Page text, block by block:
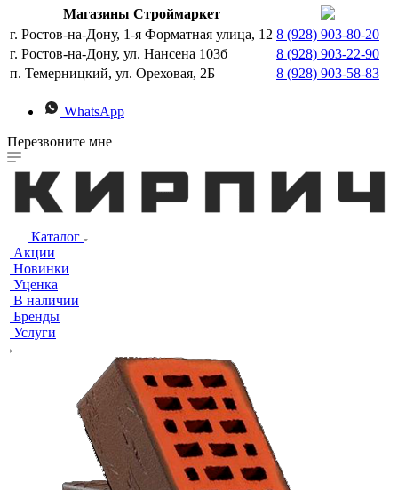
Магазины Строймаркет
г. Ростов-на-Дону, 1-я Форматная улица, 12 8 (928) 903-80-20
г. Ростов-на-Дону, ул. Нансена 103б
8 (928) 903-22-90
п. Темерницкий, ул. Ореховая, 2Б
8 (928) 903-58-83
WhatsApp
Перезвоните мне
Каталог
Акции
Новинки
Уценка
В наличии
Бренды
Услуги